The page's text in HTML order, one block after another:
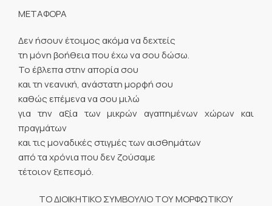
ΜΕΤΑΦΟΡΑ
Δεν ήσουν έτοιμος ακόμα να δεχτείς
τη μόνη βοήθεια που έχω να σου δώσω.
Το έβλεπα στην απορία σου
και τη νεανική, ανάστατη μορφή σου
καθώς επέμενα να σου μιλώ
για την αξία των μικρών αγαπημένων χώρων και
πραγμάτων
και τις μοναδικές στιγμές των αισθημάτων
από τα χρόνια που δεν ζούσαμε
τέτοιον ξεπεσμό.
ΤΟ ΔΙΟΙΚΗΤΙΚΟ ΣΥΜΒΟΥΛΙΟ ΤΟΥ ΜΟΡΦΩΤΙΚΟΥ